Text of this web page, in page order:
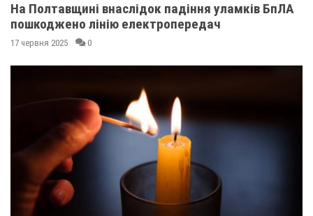
На Полтавщині внаслідок падіння уламків БпЛА
пошкоджено лінію електропередач
17 червня 2025 0